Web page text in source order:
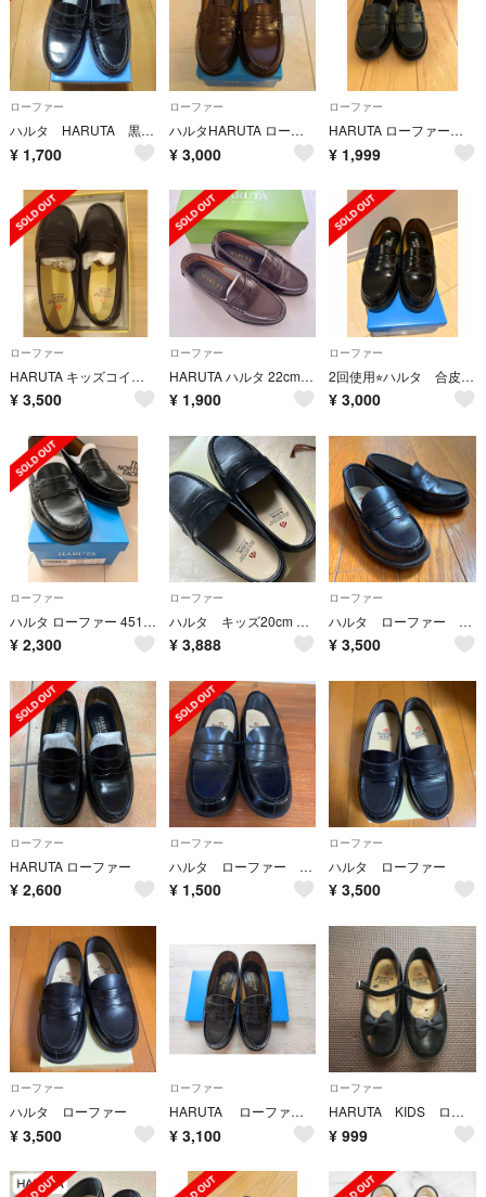
ローファー
ハルタ HARUTA 黒 ローファー 23cm
¥ 1,700
ローファー
ハルタHARUTA ローファー 22.5cm ブラウン 茶 品番4514
¥ 3,000
ローファー
HARUTA ローファー 22.5
¥ 1,999
ローファー
HARUTA キッズコインローファー 22ｃｍ 3E
¥ 3,500
ローファー
HARUTA ハルタ 22cm レディース 学生向け ローファー ブラウン 3E
¥ 1,900
ローファー
2回使用⭐︎ハルタ 合皮ローファー黒 23.5センチ
¥ 3,000
ローファー
ハルタ ローファー 4514 HARUTA 通学靴 学生【23.0センチ】
¥ 2,300
ローファー
ハルタ キッズ20cm 新品未使用
¥ 3,888
ローファー
ハルタ ローファー 18cm
¥ 3,500
ローファー
HARUTA ローファー
¥ 2,600
ローファー
ハルタ ローファー 21cm
¥ 1,500
ローファー
ハルタ ローファー
¥ 3,500
ローファー
ハルタ ローファー
¥ 3,500
ローファー
HARUTA ローファー 黒 23
¥ 3,100
ローファー
HARUTA KIDS ローファー17cm ベルト リボン付
¥ 999